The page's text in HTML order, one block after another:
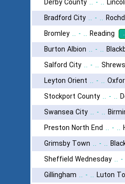
Derby County .. - ..
Bradford City .. - ..
Bromley .. - .. Reading
Burton Albion .. - ..
Salford City .. - ..
Leyton Orient .. - ..
Stockport County .. - ..
Swansea City .. - ..
Preston North End .. - ..
Grimsby Town .. - ..
Sheffield Wednesday .. -
Gillingham .. - .. Luton